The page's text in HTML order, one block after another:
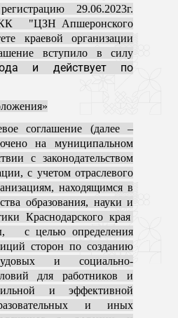
29.06.2023г.
"ЦЗН Апшеронского
краевой организации
вступило в силу
и действует по
соглашение (далее –
на муниципальном
с законодательством
с учетом отраслевого
находящимся в
образования, науки и
Краснодарского края
с целью определения
сторон по созданию
и социально-
для работников и
и эффективной
и иных